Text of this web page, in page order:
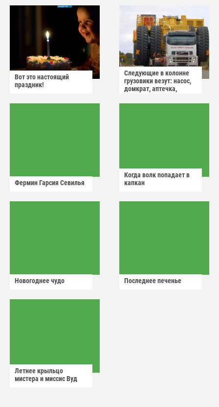
Вот это настоящий
праздник!
Следующие в колонне
грузовики везут: насос,
домкрат, аптечка,
Фермин Гарсия Севилья
Когда волк попадает в
капкан
Новогоднее чудо Последнее печенье
Летнее крыльцо
мистера и миссис Вуд